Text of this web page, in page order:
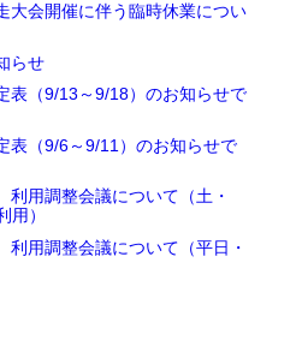
大会開催に伴う臨時休業につい
らせ
表（9/13～9/18）のお知らせで
表（9/6～9/11）のお知らせで
用調整会議について（土・
用）
用調整会議について（平日・